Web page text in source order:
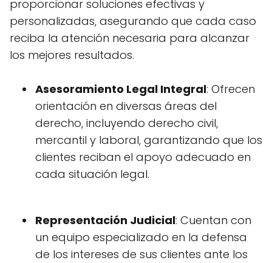
proporcionar soluciones efectivas y
personalizadas, asegurando que cada caso
reciba la atención necesaria para alcanzar
los mejores resultados.
Asesoramiento Legal Integral: Ofrecen
orientación en diversas áreas del
derecho, incluyendo derecho civil,
mercantil y laboral, garantizando que los
clientes reciban el apoyo adecuado en
cada situación legal.
Representación Judicial: Cuentan con
un equipo especializado en la defensa
de los intereses de sus clientes ante los